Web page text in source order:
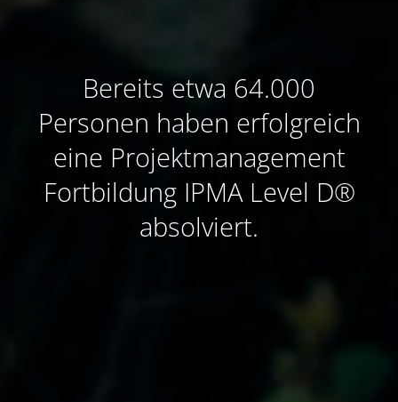
Bereits etwa 64.000
Personen haben erfolgreich
eine Projektmanagement
Fortbildung IPMA Level D®
absolviert.